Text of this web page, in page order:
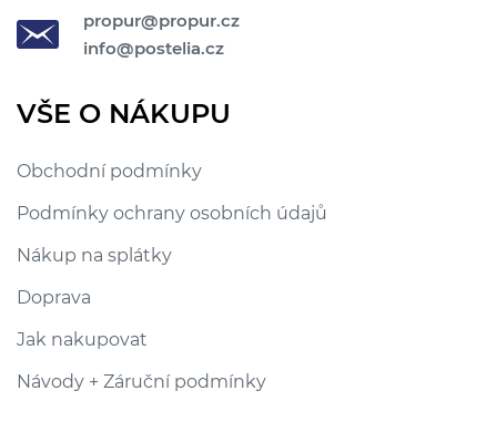
propur@propur.cz
info@postelia.cz
VŠE O NÁKUPU
Obchodní podmínky
Podmínky ochrany osobních údajů
Nákup na splátky
Doprava
Jak nakupovat
Návody + Záruční podmínky